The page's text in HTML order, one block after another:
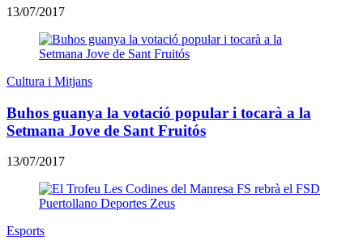
13/07/2017
Cultura i Mitjans
Buhos guanya la votació popular i tocarà a la
Setmana Jove de Sant Fruitós
13/07/2017
Esports